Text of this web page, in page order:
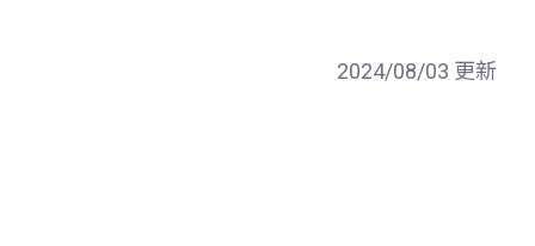
2024/08/03 更新